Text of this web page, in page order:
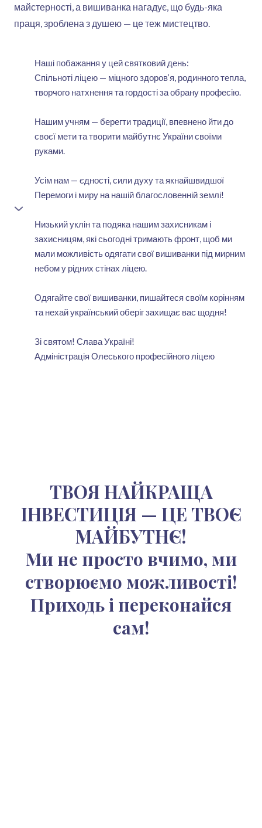
майстерності, а вишиванка нагадує, що будь-яка
праця, зроблена з душею — це теж мистецтво.
Наші побажання у цей святковий день:
Спільноті ліцею — міцного здоров’я, родинного тепла,
творчого натхнення та гордості за обрану професію.
Нашим учням — берегти традиції, впевнено йти до
своєї мети та творити майбутнє України своїми
руками.
Усім нам — єдності, сили духу та якнайшвидшої
Перемоги і миру на нашій благословенній землі!
Низький уклін та подяка нашим захисникам і
захисницям, які сьогодні тримають фронт, щоб ми
мали можливість одягати свої вишиванки під мирним
небом у рідних стінах ліцею.
Одягайте свої вишиванки, пишайтеся своїм корінням
та нехай український оберіг захищає вас щодня!
Зі святом! Слава Україні!
Адміністрація Олеського професійного ліцею
ТВОЯ НАЙКРАЩА
ІНВЕСТИЦІЯ — ЦЕ ТВОЄ
МАЙБУТНЄ!
Ми не просто вчимо, ми
створюємо можливості!
Приходь і переконайся
сам!